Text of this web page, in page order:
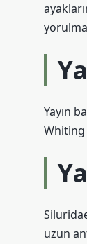
Yayın
Whiting
uzun